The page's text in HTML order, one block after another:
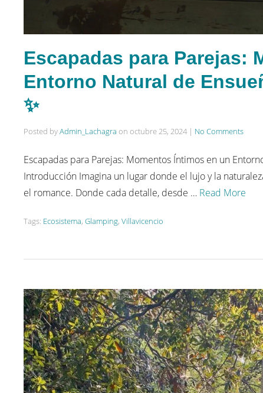
Escapadas para Parejas:
Entorno Natural de
✨
Posted byAdmin_Lachagra on octubre 25, 2024 | No Comments
Escapadas para Parejas: Momentos Íntimos en un
Introducción Imagina un lugar donde el lujo y la
el romance. Donde cada detalle, desde … Read More
Tags: Ecosistema, Glamping, Villavicencio